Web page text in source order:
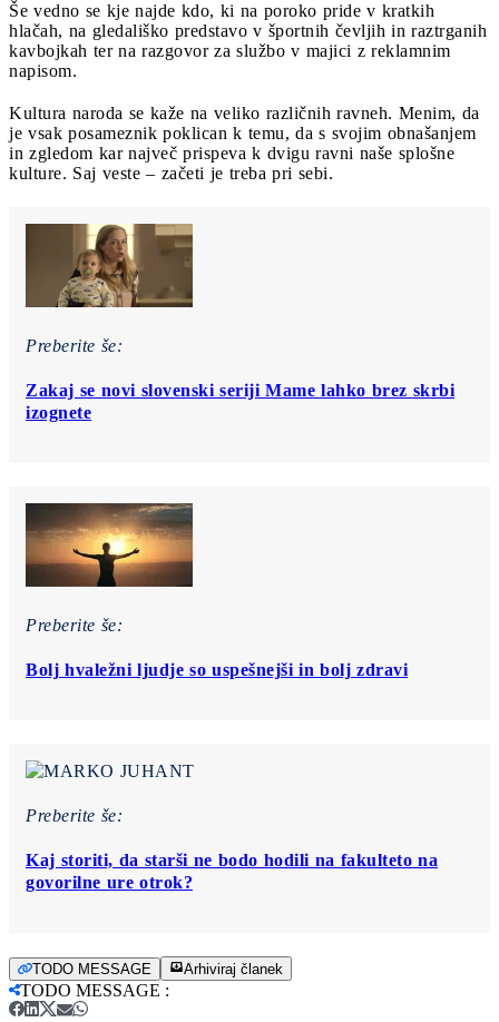
Še vedno se kje najde kdo, ki na poroko pride v kratkih
hlačah, na gledališko predstavo v športnih čevljih in raztrganih
kavbojkah ter na razgovor za službo v majici z reklamnim
napisom.
Kultura naroda se kaže na veliko različnih ravneh. Menim, da
je vsak posameznik poklican k temu, da s svojim obnašanjem
in zgledom kar največ prispeva k dvigu ravni naše splošne
kulture. Saj veste – začeti je treba pri sebi.
Preberite še:
Zakaj se novi slovenski seriji Mame lahko brez skrbi
izognete
Preberite še:
Bolj hvaležni ljudje so uspešnejši in bolj zdravi
Preberite še:
Kaj storiti, da starši ne bodo hodili na fakulteto na
govorilne ure otrok?
TODO MESSAGE Arhiviraj članek
TODO MESSAGE :